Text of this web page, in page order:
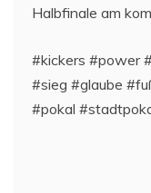
Halbfinale am
#kickers #power
#sieg #glaube
#pokal